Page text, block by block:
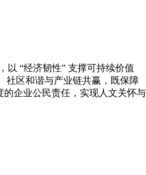
以 “经济韧性” 支撑可持续价值
区和谐与产业链共赢，既保障
企业公民责任，实现人文关怀与